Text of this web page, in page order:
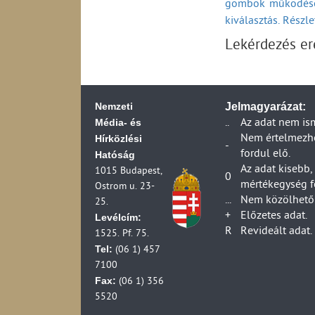
2006)
Távközlési
Távközlési
2006)
Posta ágazat
Posta ágazat
(1990-2006)
Posta ágazat
(1990-2007)
Posta ágazat
(1990-2007)
Posta ágazat
Postai
gombok
kiválasztás.
Lekérdezés
Nemzeti
Média- és
Hírközlési
Hatóság
1015 Budapest,
Ostrom u. 23-
25.
Levélcím:
1525. Pf. 75.
Tel: (06 1) 457
7100
Fax: (06 1) 356
5520
Jelmagyarázat:
..
Az adat nem
-
Nem
fordul elő.
0
Az adat
mértékegység
...
Nem
+
Előzetes adat.
R
Revideált adat.